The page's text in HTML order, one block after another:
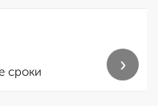
сроки ›